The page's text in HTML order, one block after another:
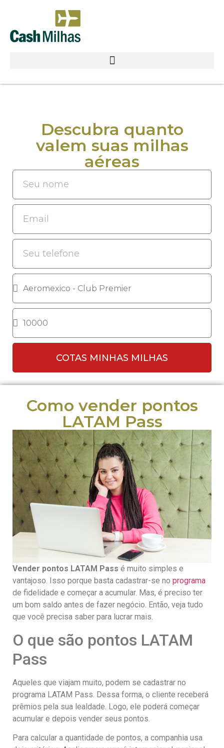
Descubra quanto
valem suas milhas
aéreas
COTAS MINHAS MILHAS
Como vender pontos
LATAM Pass
Vender pontos LATAM Pass é muito simples e
vantajoso. Isso porque basta cadastrar-se no programa
de fidelidade e começar a acumular. Mas, é preciso ter
um bom saldo antes de fazer negócio. Então, veja tudo
que você precisa saber para lucrar mais.
O que são pontos LATAM
Pass
Aqueles que viajam muito, podem se cadastrar no
programa LATAM Pass. Dessa forma, o cliente receberá
prêmios pela sua lealdade. Logo, ele poderá começar
acumular e depois vender seus pontos.
Para calcular a quantidade de pontos, a companhia usa